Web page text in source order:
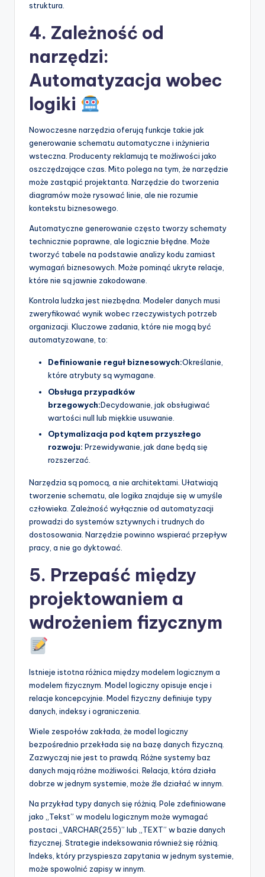
struktura.
4. Zależność od
narzędzi:
Automatyzacja wobec
logiki
Nowoczesne narzędzia oferują funkcje takie jak
generowanie schematu automatyczne i inżynieria
wsteczna. Producenty reklamują te możliwości jako
oszczędzające czas. Mito polega na tym, że narzędzie
może zastąpić projektanta. Narzędzie do tworzenia
diagramów może rysować linie, ale nie rozumie
kontekstu biznesowego.
Automatyczne generowanie często tworzy schematy
technicznie poprawne, ale logicznie błędne. Może
tworzyć tabele na podstawie analizy kodu zamiast
wymagań biznesowych. Może pominąć ukryte relacje,
które nie są jawnie zakodowane.
Kontrola ludzka jest niezbędna. Modeler danych musi
zweryfikować wynik wobec rzeczywistych potrzeb
organizacji. Kluczowe zadania, które nie mogą być
automatyzowane, to:
Definiowanie reguł biznesowych:Określanie,
które atrybuty są wymagane.
Obsługa przypadków
brzegowych:Decydowanie, jak obsługiwać
wartości null lub miękkie usuwanie.
Optymalizacja pod kątem przyszłego
rozwoju: Przewidywanie, jak dane będą się
rozszerzać.
Narzędzia są pomocą, a nie architektami. Ułatwiają
tworzenie schematu, ale logika znajduje się w umyśle
człowieka. Zależność wyłącznie od automatyzacji
prowadzi do systemów sztywnych i trudnych do
dostosowania. Narzędzie powinno wspierać przepływ
pracy, a nie go dyktować.
5. Przepaść między
projektowaniem a
wdrożeniem fizycznym
Istnieje istotna różnica między modelem logicznym a
modelem fizycznym. Model logiczny opisuje encje i
relacje koncepcyjnie. Model fizyczny definiuje typy
danych, indeksy i ograniczenia.
Wiele zespołów zakłada, że model logiczny
bezpośrednio przekłada się na bazę danych fizyczną.
Zazwyczaj nie jest to prawdą. Różne systemy baz
danych mają różne możliwości. Relacja, która działa
dobrze w jednym systemie, może źle działać w innym.
Na przykład typy danych się różnią. Pole zdefiniowane
jako „Tekst” w modelu logicznym może wymagać
postaci „VARCHAR(255)” lub „TEXT” w bazie danych
fizycznej. Strategie indeksowania również się różnią.
Indeks, który przyspiesza zapytania w jednym systemie,
może spowolnić zapisy w innym.